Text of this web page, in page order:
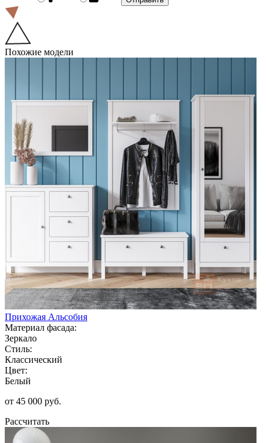
Похожие модели
Прихожая Альсобия
Материал фасада:
Зеркало
Стиль:
Классический
Цвет:
Белый
от 45 000 руб.
Рассчитать